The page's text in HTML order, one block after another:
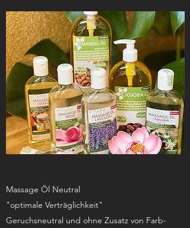
Massage Öl Neutral
"optimale Verträglichkeit"
Geruchsneutral und ohne Zusatz von Farb-